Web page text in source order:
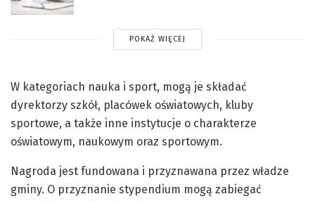
POKAŻ WIĘCEJ
W kategoriach nauka i sport, mogą je składać
dyrektorzy szkół, placówek oświatowych, kluby
sportowe, a także inne instytucje o charakterze
oświatowym, naukowym oraz sportowym.
Nagroda jest fundowana i przyznawana przez władze
gminy. O przyznanie stypendium mogą zabiegać